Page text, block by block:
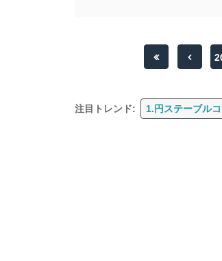
注目トレンド: 1.円ステーブル